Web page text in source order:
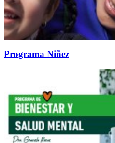
Programa Niñez